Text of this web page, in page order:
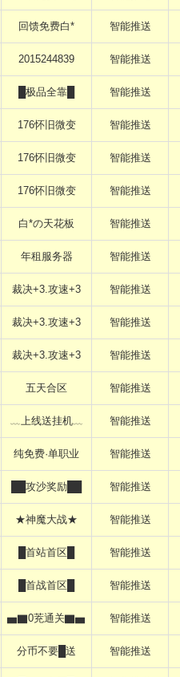
回馈免费白* 智能推送
2015244839 智能推送
█极品全靠█ 智能推送
176怀旧微变 智能推送
176怀旧微变 智能推送
176怀旧微变 智能推送
白*の天花板 智能推送
年租服务器 智能推送
裁决+3.攻速+3 智能推送
裁决+3.攻速+3 智能推送
裁决+3.攻速+3 智能推送
五天合区 智能推送
﹏上线送挂机﹏ 智能推送
纯免费·单职业 智能推送
██攻沙奖励██ 智能推送
★神魔大战★ 智能推送
█首站首区█ 智能推送
█首战首区█ 智能推送
▅▇0茺通关▇▅ 智能推送
分币不要█送 智能推送